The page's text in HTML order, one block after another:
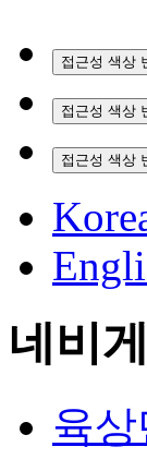
접근성 색상
접근성 색상
접근성 색상
네비
육상